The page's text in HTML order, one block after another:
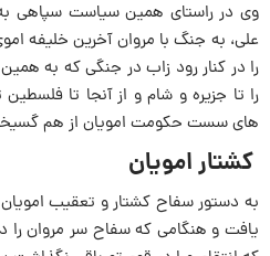
وی در راستای همین سیاست سپاهی
علی، به جنگ با مروان آخرین خلیفه
را در کنار رود زاب در جنگی که به
را تا جزیره و شام و از آنجا تا
های سست حکومت امویان از هم
کشتار امویان
به دستور سفاح کشتار و تعقیب
یافت و هنگامی که سفاح سر مروان